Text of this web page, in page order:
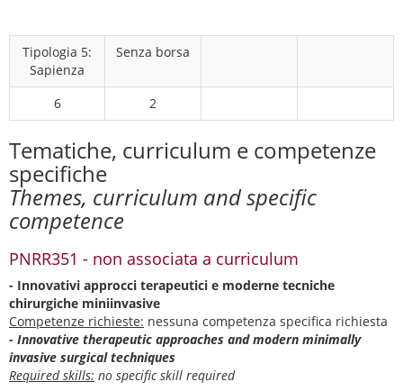
Tipologia 5:
Sapienza
Senza borsa
6 2
Tematiche, curriculum e competenze
specifiche
Themes, curriculum and specific
competence
PNRR351 - non associata a curriculum
- Innovativi approcci terapeutici e moderne tecniche
chirurgiche miniinvasive
Competenze richieste: nessuna competenza specifica richiesta
- Innovative therapeutic approaches and modern minimally
invasive surgical techniques
Required skills: no specific skill required